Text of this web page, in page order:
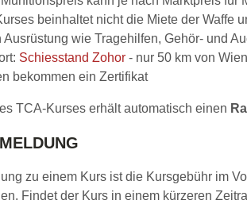
beinhaltet nicht die Miete der Waffe
Ausrüstung wie Tragehilfen, Gehör- und
Schiesstand Zohor - nur 50 km von
bekommen ein Zertifikat
TCA-Kurses erhält automatisch einen
zu einem Kurs ist die Kursgebühr im
Findet der Kurs in einem kürzeren